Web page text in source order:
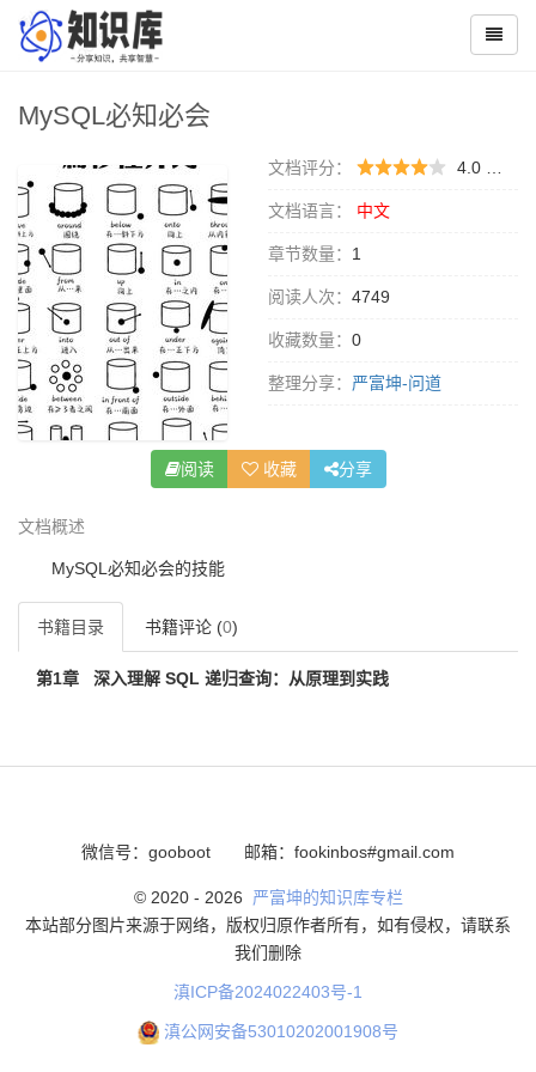
MySQL必知必会
文档评分： 4.0 （
文档语言： 中文
章节数量： 1
阅读人次： 4749
收藏数量： 0
整理分享： 严富坤-问道
阅读 收藏 分享
文档概述
MySQL必知必会的技能
书籍目录 书籍评论 (0)
第1章 深入理解 SQL 递归查询：从原理到实践
微信号：gooboot 邮箱：fookinbos#gmail.com
© 2020 - 2026
严富坤的知识库专栏
本站部分图片来源于网络，版权归原作者所有，如有侵权，请联系
我们删除
滇ICP备2024022403号-1
滇公网安备53010202001908号